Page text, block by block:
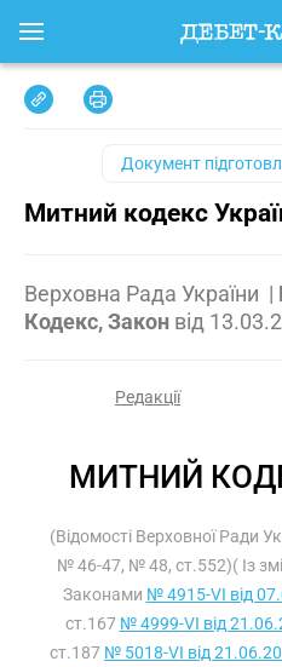
Документ
Митний кодекс
Верховна Рада України |
Кодекс, Закон від
Редакції
МИТНИЙ
(Відомості Верховної Ради
№ 46-47, № 48, ст.552)( Із
Законами № 4915-VI від
ст.167 № 4999-VI від
ст.187 № 5018-VI від